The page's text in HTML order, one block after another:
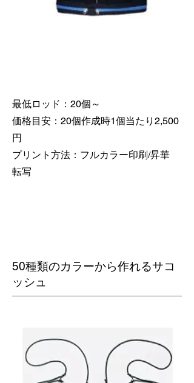
最低ロッド：20個～
価格目安：20個作成時1個当たり2,500
円
​プリント方法：フルカラー印刷/昇華
転写
50種類のカラーから作れるサコ
ッシュ